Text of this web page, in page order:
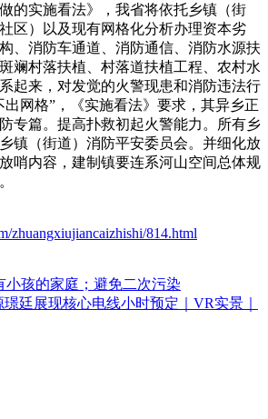
的实施看法》，我省将依托乡镇（街
区）以及现有网格化分析办理资本劣
、消防车通道、消防通信、消防水源扶
斓村落扶植、村落道扶植工程、农村水
起来，对发觉的火警现患和消防违法行
出网格”，《实施看法》要求，其异乡正
专篇。提高扑救初起火警能力。所有乡
镇（街道）消防平安委员会。并细化放
哨内容，建制镇要连系河山空间总体规
zhuangxiujiancaizhishi/814.html
小孩的家庭；避免二次污染
璟廷展现核心电线小时预定｜VR实景｜